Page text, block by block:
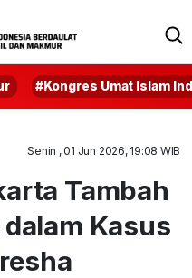
#Kongres Umat Islam
Senin , 01 Jun 2026, 19:08 WIB
Tambah
Kasus